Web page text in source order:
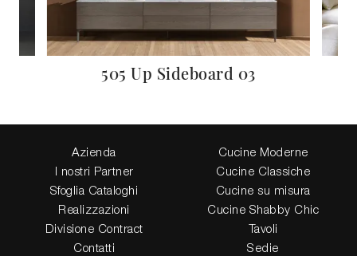
505 Up Sideboard 03
Azienda
I nostri Partner
Sfoglia Cataloghi
Realizzazioni
Divisione Contract
Contatti
Cucine Moderne
Cucine Classiche
Cucine su misura
Cucine Shabby Chic
Tavoli
Sedie